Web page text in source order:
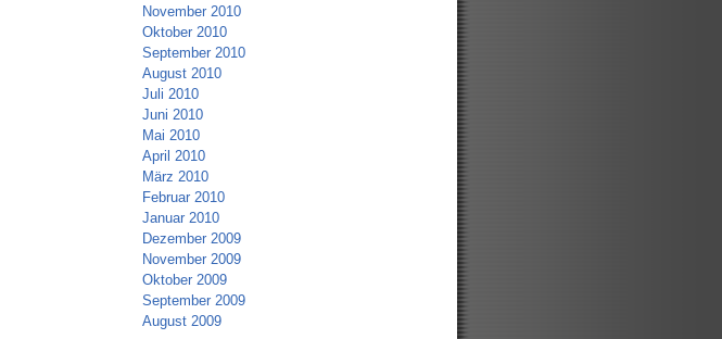
November 2010
Oktober 2010
September 2010
August 2010
Juli 2010
Juni 2010
Mai 2010
April 2010
März 2010
Februar 2010
Januar 2010
Dezember 2009
November 2009
Oktober 2009
September 2009
August 2009